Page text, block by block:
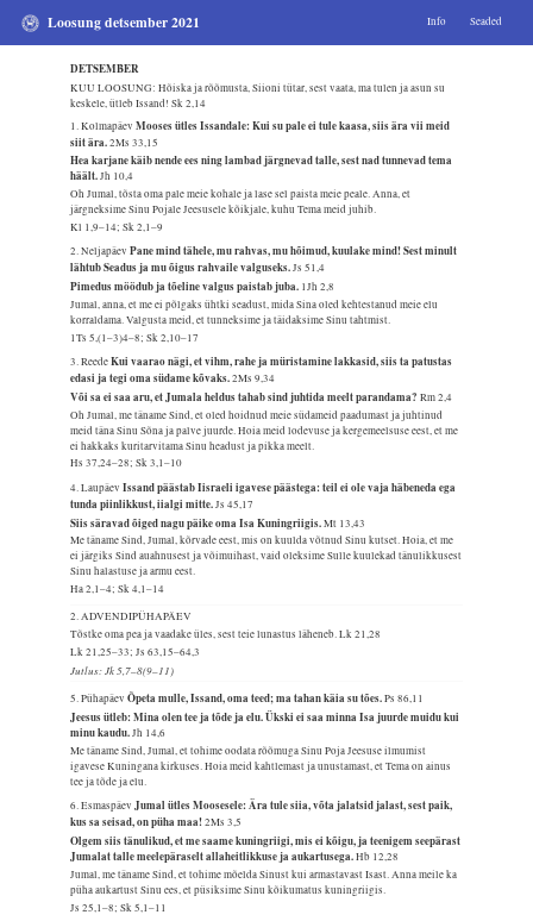
Loosung detsember 2021 Info Seaded
DETSEMBER
KUU LOOSUNG: Hõiska ja rõõmusta, Siioni tütar, sest vaata, ma tulen ja asun su
keskele, ütleb Issand!Sk 2,14
1. KolmapäevMooses ütles Issandale: Kui su pale ei tule kaasa, siis ära vii meid
siit ära.2Ms 33,15
Hea karjane käib nende ees ning lambad järgnevad talle, sest nad tunnevad tema
häält.Jh 10,4
Oh Jumal, tõsta oma pale meie kohale ja lase sel paista meie peale. Anna, et
järgneksime Sinu Pojale Jeesusele kõikjale, kuhu Tema meid juhib.
Kl 1,9–14; Sk 2,1–9
2. NeljapäevPane mind tähele, mu rahvas, mu hõimud, kuulake mind! Sest minult
lähtub Seadus ja mu õigus rahvaile valguseks.Js 51,4
Pimedus möödub ja tõeline valgus paistab juba. 1Jh 2,8
Jumal, anna, et me ei põlgaks ühtki seadust, mida Sina oled kehtestanud meie elu
korraldama. Valgusta meid, et tunneksime ja täidaksime Sinu tahtmist.
1Ts 5,(1–3)4–8; Sk 2,10–17
3. ReedeKui vaarao nägi, et vihm, rahe ja müristamine lakkasid, siis ta patustas
edasi ja tegi oma südame kõvaks.2Ms 9,34
Või sa ei saa aru, et Jumala heldus tahab sind juhtida meelt parandama?Rm 2,4
Oh Jumal, me täname Sind, et oled hoidnud meie südameid paadumast ja juhtinud
meid täna Sinu Sõna ja palve juurde. Hoia meid lodevuse ja kergemeelsuse eest, et me
ei hakkaks kuritarvitama Sinu headust ja pikka meelt.
Hs 37,24–28; Sk 3,1–10
4. LaupäevIssand päästab Iisraeli igavese päästega: teil ei ole vaja häbeneda ega
tunda piinlikkust, iialgi mitte.Js 45,17
Siis säravad õiged nagu päike oma Isa Kuningriigis.Mt 13,43
Me täname Sind, Jumal, kõrvade eest, mis on kuulda võtnud Sinu kutset. Hoia, et me
ei järgiks Sind auahnusest ja võimuihast, vaid oleksime Sulle kuulekad tänulikkusest
Sinu halastuse ja armu eest.
Ha 2,1–4; Sk 4,1–14
2. ADVENDIPÜHAPÄEV
Tõstke oma pea ja vaadake üles, sest teie lunastus läheneb.Lk 21,28
Lk 21,25–33; Js 63,15–64,3
Jutlus: Jk 5,7–8(9–11)
5. PühapäevÕpeta mulle, Issand, oma teed; ma tahan käia su tões.Ps 86,11
Jeesus ütleb: Mina olen tee ja tõde ja elu. Ükski ei saa minna Isa juurde muidu kui
minu kaudu.Jh 14,6
Me täname Sind, Jumal, et tohime oodata rõõmuga Sinu Poja Jeesuse ilmumist
igavese Kuningana kirkuses. Hoia meid kahtlemast ja unustamast, et Tema on ainus
tee ja tõde ja elu.
6. EsmaspäevJumal ütles Moosesele: Ära tule siia, võta jalatsid jalast, sest paik,
kus sa seisad, on püha maa!2Ms 3,5
Olgem siis tänulikud, et me saame kuningriigi, mis ei kõigu, ja teenigem seepärast
Jumalat talle meelepäraselt allaheitlikkuse ja aukartusega.Hb 12,28
Jumal, me täname Sind, et tohime mõelda Sinust kui armastavast Isast. Anna meile ka
püha aukartust Sinu ees, et püsiksime Sinu kõikumatus kuningriigis.
Js 25,1–8; Sk 5,1–11